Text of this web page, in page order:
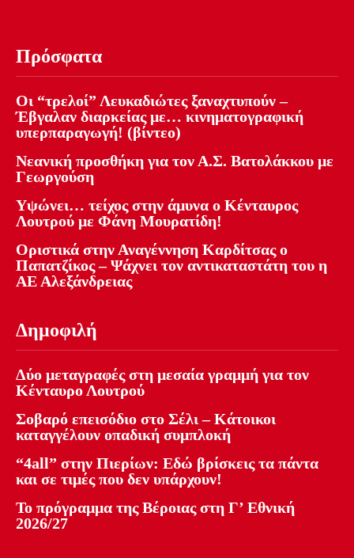
Πρόσφατα
Οι “τρελοί” Λευκαδιώτες ξαναχτυπούν –
Έβγαλαν διαρκείας με… κινηματογραφική
υπερπαραγωγή! (βίντεο)
Νεανική προσθήκη για τον Α.Σ. Βατολάκκου με
Γεωργούση
Υψώνει… τείχος στην άμυνα ο Κένταυρος
Λουτρού με Φάνη Μουρατίδη!
Οριστικά στην Αναγέννηση Καρδίτσας ο
Παπατζίκος – Ψάχνει τον αντικαταστάτη του η
ΑΕ Αλεξάνδρειας
Δημοφιλή
Δύο μεταγραφές στη μεσαία γραμμή για τον
Κένταυρο Λουτρού
Σοβαρό επεισόδιο στο Σέλι – Κάτοικοι
καταγγέλουν οπαδική συμπλοκή
“4all” στην Πιερίων: Εδώ βρίσκεις τα πάντα
και σε τιμές που δεν υπάρχουν!
Το πρόγραμμα της Βέροιας στη Γ’ Εθνική
2026/27